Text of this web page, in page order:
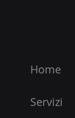
Home
Servizi